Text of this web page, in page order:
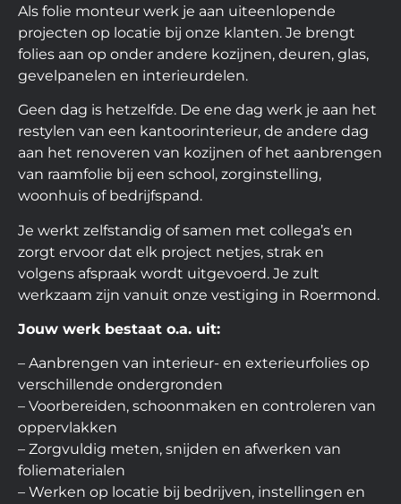
Als folie monteur werk je aan uiteenlopende
projecten op locatie bij onze klanten. Je brengt
folies aan op onder andere kozijnen, deuren, glas,
gevelpanelen en interieurdelen.
Geen dag is hetzelfde. De ene dag werk je aan het
restylen van een kantoorinterieur, de andere dag
aan het renoveren van kozijnen of het aanbrengen
van raamfolie bij een school, zorginstelling,
woonhuis of bedrijfspand.
Je werkt zelfstandig of samen met collega’s en
zorgt ervoor dat elk project netjes, strak en
volgens afspraak wordt uitgevoerd. Je zult
werkzaam zijn vanuit onze vestiging in Roermond.
Jouw werk bestaat o.a. uit:
– Aanbrengen van interieur- en exterieurfolies op
verschillende ondergronden
– Voorbereiden, schoonmaken en controleren van
oppervlakken
– Zorgvuldig meten, snijden en afwerken van
foliematerialen
– Werken op locatie bij bedrijven, instellingen en